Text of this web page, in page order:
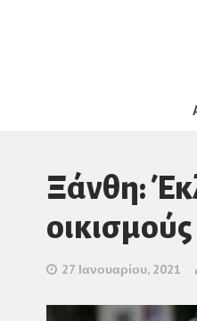
Ξάνθη:
27 Ιανουαρίου, 2021